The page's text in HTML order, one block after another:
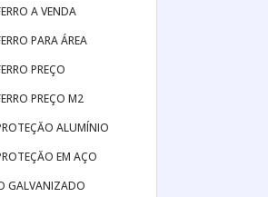
A VENDA
PARA ÁREA
PREÇO
PREÇO M2
ALUMÍNIO
EM AÇO
GALVANIZADO